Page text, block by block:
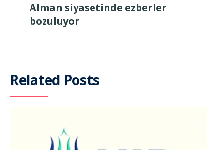
Alman siyasetinde ezberler
bozuluyor
Related Posts